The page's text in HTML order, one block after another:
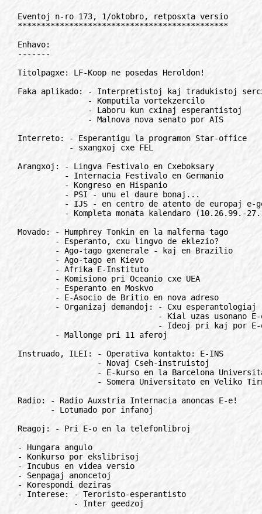
Eventoj n-ro 173, 1/oktobro, retposxta versio
*********************************************

Enhavo:
-------

Titolpagxe: LF-Koop ne posedas Heroldon!

Faka aplikado: - Interpretistoj kaj tradukistoj sercxataj
               - Komputila vortekzercilo
               - Laboru kun cxinaj esperantistoj
               - Malnova nova senato por AIS

Interreto: - Esperantigu la programon Star-office
           - sxangxoj cxe FEL

Arangxoj: - Lingva Festivalo en Cxeboksary
          - Internacia Festivalo en Germanio
          - Kongreso en Hispanio
          - PSI - unu el daure bonaj...
          - IJS - en centro de atento de europaj e-gejunuloj
          - Kompleta monata kalendaro (10.26.99.-27.11.99.)

Movado: - Humphrey Tonkin en la malferma tago
        - Esperanto, cxu lingvo de eklezio?
        - Ago-tago gxenerale - kaj en Brazilio
        - Ago-tago en Kievo
        - Afrika E-Instituto
        - Komisiono pri Oceanio cxe UEA
        - Esperanto en Moskvo
        - E-Asocio de Britio en nova adreso
        - Organizaj demandoj: - Cxu esperantologiaj retstudoj iam?
                              - Kial uzas usonano E-on?
                              - Ideoj pri kaj por E-o
        - Mallonge pri 11 aferoj

Instruado, ILEI: - Operativa kontakto: E-INS
                 - Novaj Cseh-instruistoj
                 - E-kurso en la Barcelona Universitato
                 - Somera Universitato en Veliko Tirnovo

Radio: - Radio Auxstria Internacia anoncas E-e!
       - Lotumado por infanoj

Reagoj: - Pri E-o en la telefonlibroj

- Hungara angulo
- Konkurso por ekslibrisoj
- Incubus en videa versio
- Senpagaj anoncetoj
- Korespondi deziras
- Interese: - Teroristo-esperantisto
            - Inter geedzoj

***************************************************************************
***************************************************************************

TITOLPAGxE
//////////

LF-Koop ne posedas la gazeton "Heroldo de Esperanto"
====================================================

1. La aserto, ke LF-Koop posedas la gazeton "Heroldo de Esperanto" estas
   falsa. Al neniu ecx LF-k povas montri unu solan - ni ripetas, unu solan
   - dokumenton pruvante la asertitan posedon. Al neniu. La sola ekzistanta
   dokumento pri la transdono de la gazeto estas nia propra unuflanka
   protokolo de la 17-a de julio 1996 - subskribita ankaux de la
   redaktorino Ada Fighiera-Sikorska jam grave malsana (sxi forpasis la
   7-an de la posta auxgusto) -, laux kiu protokolo la gazeto kune kun
   milvoluma biblioteko kaj aliaj servoj estis transdonita senpage ne al
   LF-k, sed al Itala Interlingvistika Centro (Milano). En la protokolo,
   LF-k estis menciita nur kiel helpanto, ne kiel ricevanto aux posedanto
   de la gazeto.

2. Kiel cxiuj povas konstati el la dirita protokolo, tiu cxi trifoje
   ripetas, ke la transdono okazas sub la nepra kondicxo, ke la estontaj
   redaktoroj respektu la tradicion kaj la principojn de la gazeto.

3. La legantoj, kiuj sekvis la gazeton en la antauxaj jardekoj scias, ke la
   cxefaj principoj, kiujn sekvis Ada, estis:

   a) la gazeto havas informan (ne opinian) karakteron pri la disvastigo de
   Esperanto, je la servo de la tuta Movado ne de apartaj personoj aux
   ideologioj

   b) la gazeto estas sendependa kaj supertendenca rilate al movadoj kaj
   politikaj ideologioj, kiuj dividas la esperantistojn.

4. La nuna redakcio (Silfer en gxia nomo) promesis respekti la diritajn
   tradicion kaj principojn (vidu nian artikolon en n-ro 16/1996), sed, ek
   de kiam la nunaj redaktoroj (oficiala red-ino Perla Martinelli Ari:
   efektiva redaktoro la edzo Valerio Ari/Silfer) komencis sian agadon, la
   supra kondicxo estis entute piedtretita kaj la gazeto estis utiligata
   por iliaj personaj celoj.

   - La revuo "Literatura Foiro" tuj anoncis sub subskribo de Judith
   Felszeghy, ke "Heroldo" farigxis organo de "rauxmismo" (doktrino
   kunverkita de Valerio Ari/Silfer en 1980, kiu opozicias al la gxenerala
   Esperanto-Movado, negative jugxas la Universalajn Kongresojn - vidu la
   publikan respondon de UEA al la tiutemaj asertoj de Perla Martinelli,
   kiu principe ne vizitas UK jam 16 jarojn - kaj proponas alternativan
   Esperanto-organizajxon).

   - Malgraux kontrauxa skriba promeso, la redaktoroj senrajte sxangxis la
   kolofonon: en la subtitolo de "Heroldo" la vorto "Esperanto-Movado"
   estis forigita kaj anstatauxita de "Esperanto-mondo" fidele al la
   doktrino de rauxmismo.

   - La nombro de informoj pri la movado falis je 80%; la informoj estis
   anstatauxitaj en cxiu numero de multnombraj tendencaj, kelkfoje ruzaj,
   artikoloj subfose al nia organizita Movado, sub diversaj subskriboj de
   la geredaktoroj (la redakcio, Perla Martinelli PM, la redaktorino,
   Valerio Ari, Giorgio Silfer, Nicolas Vanof kaj aliaj elpensitaj nomoj de
   neekzistantaj personoj aux nomoj pruntitaj de komplezuloj;kelkfoje la
   notoj verkitaj de Silfer estas subskribitaj de surpaperaj asocioj de li
   kreitaj, kiel E-Pen-Klubon, Interlingvistika Centro, Civito, ktp). Plej
   nauxza estis la moka artikolo pri supozitaj samseksuloj en la Estraro
   kaj CO de UEA. La spaco dedicxita al la raporto pri UK sep-onigxis
   kompare al antauxe.

   - En cxiu numero, cxefloke kaj grandspace, la redaktora paro senrajte
   utiligas la gazeton kiel instrumenton de netolereble granda nombro de
   akraj polemikoj, atakoj, provokoj, subfosoj kaj insultoj kontraux aliaj
   esperantistoj kaj Esperanto-gazetoj.

   - Senhonte, la paro misuzis la gazeton por propagandi la kandidatigxon
   de Perla Martinelli Ari por la posteno de prezidanto de la Akademio, kaj
   por propagandi la personon Silfer kaj liajn asociojn.

   Cxio tio semas spliton, malpacon kaj malharmonion inter la esperantistoj
   La nuna "Heroldo" estas redaktata ekzakte laux malaj principoj ol tiuj,
   kiuj inspiris Teo Jung kaj Ada, ambaux Honoraj Membroj de UEA, amataj,
   pacemaj, lojalaj agantoj de nia Movado, popularaj en cxiuj E-kongresoj
   dum entute pli ol 70 jaroj.

5. La supraj nerefuteblaj faktoj kauxzis indignon inter la esperantistoj:
   ni ricevis kopion de multaj protest-leteroj direktitaj al la redaktoroj
   kaj neniam de ili publikigitaj; pluraj centoj da abonantoj ne renovigis
   sian abonon; du Landaj Asocioj (la itala kaj la usona) rezignis plue
   peri Heroldo-n. Ari/Silfer/Vanof farigxis grandparte izolita: kiel
   kandidato al la estraro de la kulturdomo "Kvinpetalo" li ricevis nur 7
   vocxojn el 140 vocxdonandoj. Perla Martinelli Ari ne estis elektita
   prezidanto de la Akademio per grandega kontrauxa plimulto.

6. Pro malrespekto de la transdona kondicxo, nia Societo per komuniko de la
   1-a de oktobro 1998 anoncis "la nuligon de la transdono mem" ek de la
   31-a de decembro 1999. Niaj eldon- kaj vendorajtoj de nacilingvaj
   lernolibroj iris senpage al la landaj asocioj de la koncernaj lingvoj.
   Ek de la jaro 2000 la nuna gazeto aperos mallegale kaj pirate.

7. Evidente, Ari/Silfer/Vanof rajtas diskonigi siajn ideologion kaj
   politikajn konvinkojn, sed tiucele li fondu propran gazeton kaj ne
   sxtelu perfide kaj trompe la gazeton "Heroldo". Kaj ne hipokrite utiligu
   la nomon de Ada, kiel nun li faras.

8. Trifoje ni proponis al la respondeculoj renkontigxon por trovi pacan
   solvon al la nuna demando kaj trifoje ni ecx ne ricevis respondon.

9. Pro tio, restas nur jena vojo por haltigi la misuzon de la gazeto:
   bojkoti la abon-pagojn. Tial, ni alvokas al cxiuj restantaj abonantoj
   provizore interrompi sian pagon por la jaro 2000, gxis kiam la situacio
   normaligxos. Homoj, kiel la nunaj redaktoroj, kiuj malrespektas sian
   proprajn promesojn kaj la volon de Ada esprimitan en drama momento ne
   meritas apogon: ili plue trompos la esperantistojn.

   Kiam Heroldo liberigxos de la nuna situacio, ni povos denove eldoni gxin
   en la sama antauxa pacaspirito, je la servo de la tuta Movado ne nur de
   unu gxia partio.

10. Nia societo sendos al cxiu petanto kopion de la protokolo de 1996 pri
   la transdono de "Heroldo" kaj la koncernan postan korespondadon.

Torino, oktobro 1999.

G. C. Fighiera,
prezidanto de "Heroldo de Esperanto"
giancarlo.fighiera@forigu.torino.alpcom.it

***************************************************************************

FAKA APLIKADO
/////////////

Interpretistoj kaj tradukistoj sercxataj
========================================

Nia traduk-entrepreno sercxas interpretistojn por simultana interpretado de
sia gepatra lingvo al Esperanto kaj el Esperanto al sia denaska lingvo por
engagxigxoj en diversaj lokoj en Euxropo. Kaj sercxas ankaux tradukistoj
por tradukoj de oficialaj dokumentoj el kaj al Esperanto.

Por la interpretistoj la unuopaj engagxigxoj dauxras de 1 gxis 5 tagoj. Ni
organizas kaj pagas la alveturkostojn el ajna Euxropa urbo kaj hotelan
tranokton inkluzive matenmagxon kaj tagmangxon dum la labortago. Krome ni
pagas tagan totalsumon, 250 Euxron, kiu inkluzivas la rekompenson por la
antauxvespera alveturo kaj la revojagxo. La labortago enhavas maksimume 6
interprethoroj (maksimume 2 senpauxze) kaj dauxras maksimume 10 horojn
(inter la 1-a kaj lasta labortasko). Via tasko estas traduki cxiujn
paroladojn okazante en via denaska lingvo al Esperanto, kaj cxiujn aliajn
paroladojn el la Esperanta aux se vi komprenas/kapablas la originala versio
al via denaksa lingvo.

Por la tradukistoj ni pagas por tradukoj el kaj al Esperanto po 0,75 Euxron
por linio de 55 frapoj. Por tradukoj el tria lingvo (krom Esperanto) al via
denaska ni pagas po 0,84 Euxron por linio. La gekunlaborantoj laboras hejme
respektive en sia propra oficejo kiel liberaj gekunlaborantoj. Ili devas
disponi pri komputilo kun Windows kaj MS-Word, faksilo, telefono, kaj
interretadreso.

Ni sercxas precipe gekandidatojn kun unu el la jenaj denaskaj lingvoj:
albana, afrikansa, angla, araba, armena, bosna-kroata-serba, bengala,
bulgara, cxeka, cxina, dana, estona, finna, franca, germana, greka, hebrea,
hindua, hispana, hungara, i